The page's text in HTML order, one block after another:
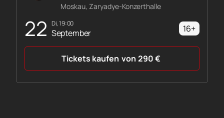
22 Di, 19:00
September
Moskau, Zaryadye-Konzerthalle
16+
Tickets kaufen von 290€